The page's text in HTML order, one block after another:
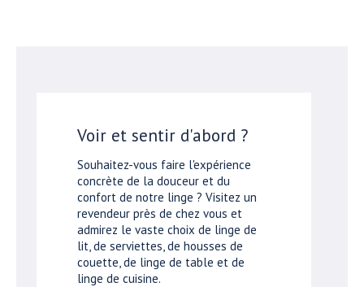
Voir et sentir d'abord ?
Souhaitez-vous faire l'expérience
concrète de la douceur et du
confort de notre linge ? Visitez un
revendeur près de chez vous et
admirez le vaste choix de linge de
lit, de serviettes, de housses de
couette, de linge de table et de
linge de cuisine.